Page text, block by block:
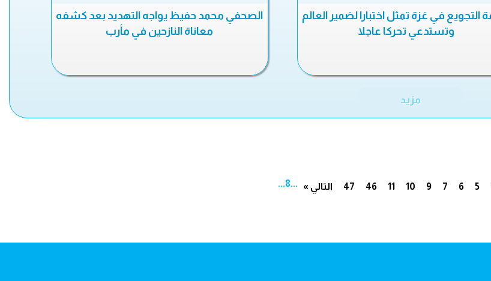
التجويع في غزة تمثل اختبارا لضمير العالم
وتستدعي تحركا عاجلا
الصحفي محمد حفيظ يواجه التهديد بعد كشفه
معاناة النازحين في مأرب
مزيد
... 5
6
7
8 9
10
11
... 46
47 التالي »